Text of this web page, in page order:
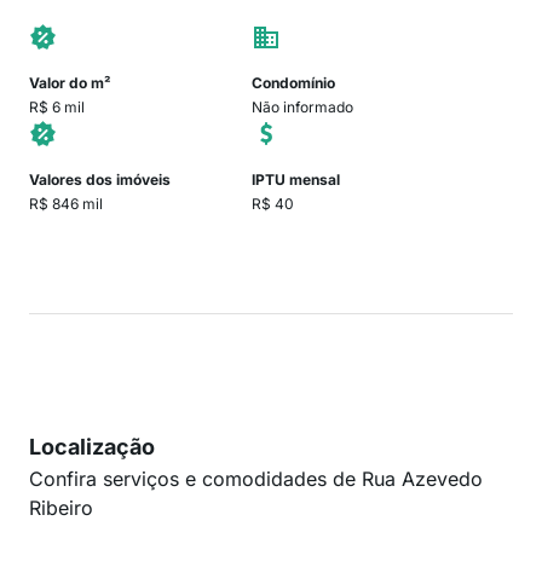
Valor do m²
R$ 6 mil
Condomínio
Não informado
Valores dos imóveis
R$ 846 mil
IPTU mensal
R$ 40
Localização
Confira serviços e comodidades de Rua Azevedo
Ribeiro